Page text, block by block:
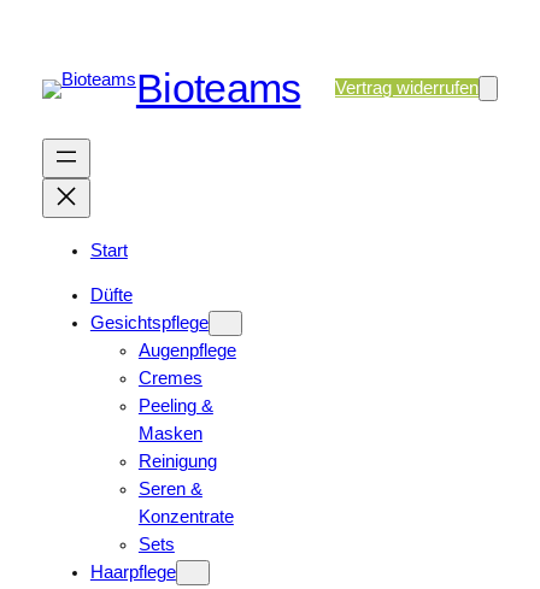
Bioteams Vertrag widerrufen
Start
Düfte
Gesichtspflege
Augenpflege
Cremes
Peeling &
Masken
Reinigung
Seren &
Konzentrate
Sets
Haarpflege